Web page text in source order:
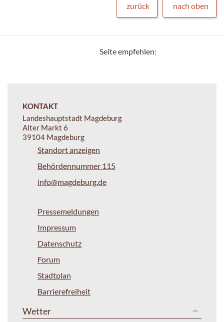
zurück nach oben
Seite empfehlen:
KONTAKT
Landeshauptstadt Magdeburg
Alter Markt 6
39104 Magdeburg
Standort anzeigen
Behördennummer 115
info@magdeburg.de
Pressemeldungen
Impressum
Datenschutz
Forum
Stadtplan
Barrierefreiheit
Wetter